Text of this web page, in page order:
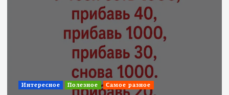
Интересное Полезное Самое разное